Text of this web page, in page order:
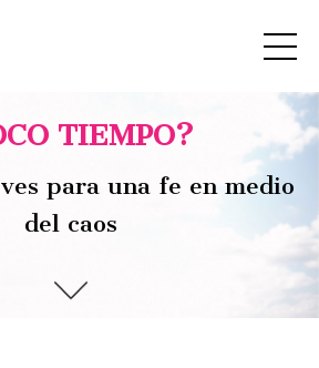
TIEMPO?
para una fe en medio
del caos